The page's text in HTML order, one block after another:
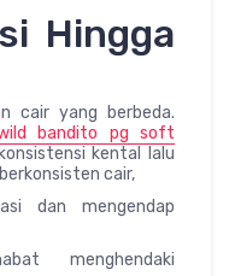
Hingga
cair yang berbeda.
bandito pg soft
kental lalu
cair,
dan mengendap
menghendaki